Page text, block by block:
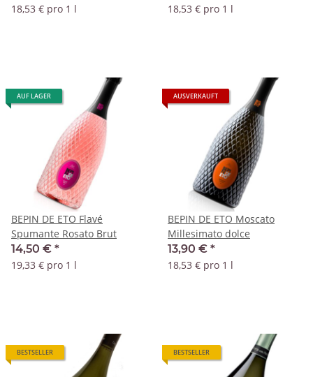
18,53 € pro 1 l
18,53 € pro 1 l
AUF LAGER
BEPIN DE ETO Flavé
Spumante Rosato Brut
14,50 € *
19,33 € pro 1 l
AUSVERKAUFT
BEPIN DE ETO Moscato
Millesimato dolce
13,90 € *
18,53 € pro 1 l
BESTSELLER BESTSELLER